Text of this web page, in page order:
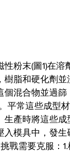
粉末(圖1)在溶
脂和硬化劑
混合物並過
平常這些成型
產時將這些
模具中，發
戰需要克服：